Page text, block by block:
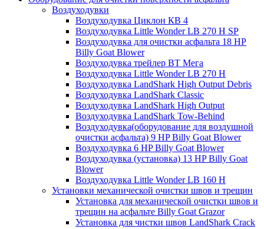
Воздуходувки
Воздуходувка Циклон КВ 4
Воздуходувка Little Wonder LB 270 H SP
Воздуходувка для очистки асфальта 18 HP
Billy Goat Blower
Воздуходувка трейлер ВТ Мега
Воздуходувка Little Wonder LB 270 H
Воздуходувка LandShark High Оutput Debris
Воздуходувка LandShark Classic
Воздуходувка LandShark High Output
Воздуходувка LandShark Tow-Behind
Воздуходувка(оборудование для воздушной
очистки асфальта) 9 HP Billy Goat Blower
Воздуходувка 6 HP Billy Goat Blower
Воздуходувка (установка) 13 HP Billy Goat
Blower
Воздуходувка Little Wonder LB 160 H
Установки механической очистки швов и трещин
Установка для механической очистки швов и
трещин на асфальте Billy Goat Grazor
Установка для чистки швов LandShark Crack